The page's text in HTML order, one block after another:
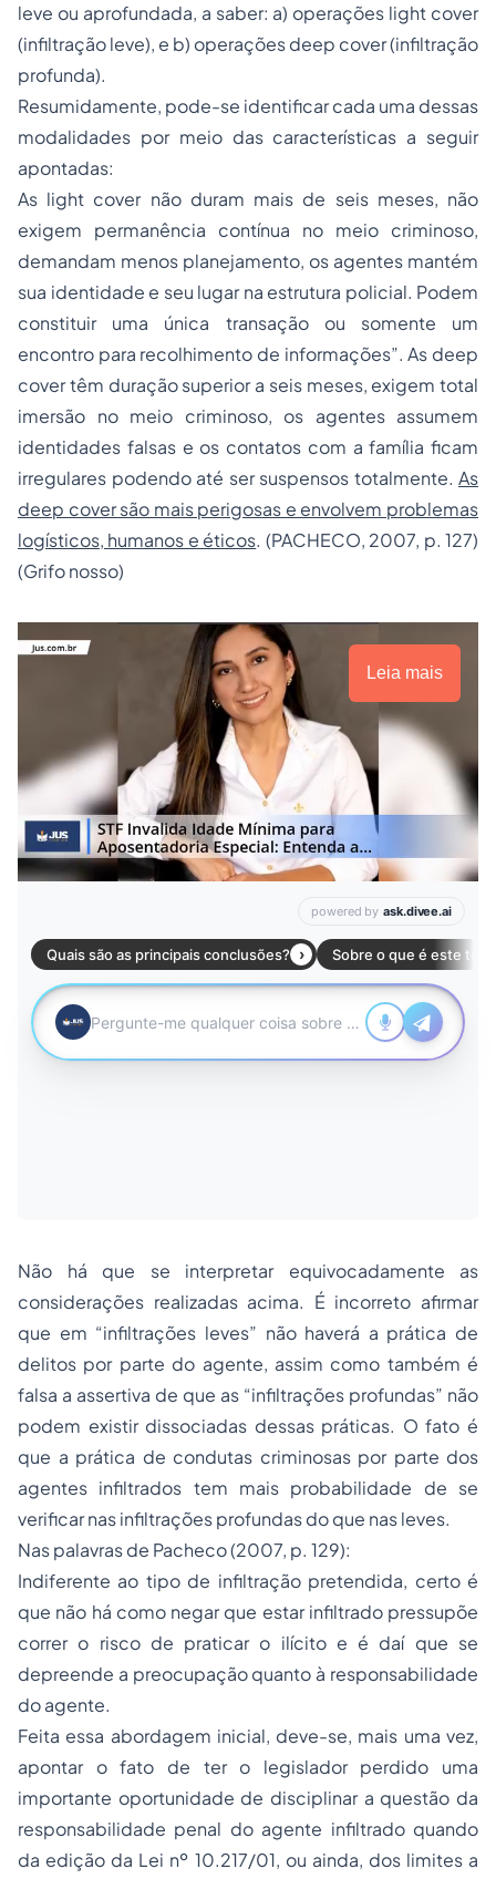
leve ou aprofundada, a saber: a) operações light cover
(infiltração leve), e b) operações deep cover (infiltração
profunda).
Resumidamente, pode-se identificar cada uma dessas
modalidades por meio das características a seguir
apontadas:
As light cover não duram mais de seis meses, não
exigem permanência contínua no meio criminoso,
demandam menos planejamento, os agentes mantém
sua identidade e seu lugar na estrutura policial. Podem
constituir uma única transação ou somente um
encontro para recolhimento de informações”. As deep
cover têm duração superior a seis meses, exigem total
imersão no meio criminoso, os agentes assumem
identidades falsas e os contatos com a família ficam
irregulares podendo até ser suspensos totalmente. As
deep cover são mais perigosas e envolvem problemas
logísticos, humanos e éticos. (PACHECO, 2007, p. 127)
(Grifo nosso)
Leia mais
Não há que se interpretar equivocadamente as
considerações realizadas acima. É incorreto afirmar
que em “infiltrações leves” não haverá a prática de
delitos por parte do agente, assim como também é
falsa a assertiva de que as “infiltrações profundas” não
podem existir dissociadas dessas práticas. O fato é
que a prática de condutas criminosas por parte dos
agentes infiltrados tem mais probabilidade de se
verificar nas infiltrações profundas do que nas leves.
Nas palavras de Pacheco (2007, p. 129):
Indiferente ao tipo de infiltração pretendida, certo é
que não há como negar que estar infiltrado pressupõe
correr o risco de praticar o ilícito e é daí que se
depreende a preocupação quanto à responsabilidade
do agente.
Feita essa abordagem inicial, deve-se, mais uma vez,
apontar o fato de ter o legislador perdido uma
importante oportunidade de disciplinar a questão da
responsabilidade penal do agente infiltrado quando
da edição da Lei nº 10.217/01, ou ainda, dos limites a